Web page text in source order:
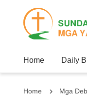
Home Daily
Home Mga